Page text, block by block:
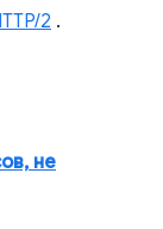
2 .
не